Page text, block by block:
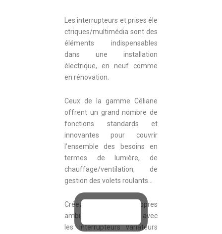
Les interrupteurs et prises éle
ctriques/multimédia sont des
éléments indispensables
dans une installation
électrique, en neuf comme
en rénovation.
Ceux de la gamme Céliane
offrent un grand nombre de
fonctions standards et
innovantes pour couvrir
l’ensemble des besoins en
termes de lumière, de
chauffage/ventilation, de
gestion des volets roulants…
Créez ainsi vos propres
ambiances lumineuses avec
les interrupteurs variateurs